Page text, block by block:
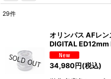
並び順:
絞
29件
オリンパス AFレ
DIGITAL ED12mm
34,980円(税込)